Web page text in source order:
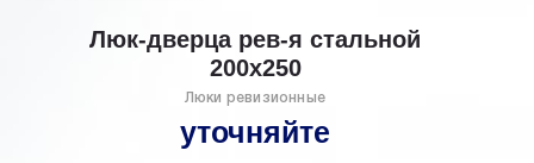
Люк-дверца рев-я стальной
200х250
Люки ревизионные
уточняйте